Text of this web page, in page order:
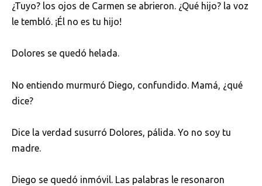
¿Tuyo? los ojos de Carmen se abrieron. ¿Qué hijo? la voz
le tembló. ¡Él no es tu hijo!
Dolores se quedó helada.
No entiendo murmuró Diego, confundido. Mamá, ¿qué
dice?
Dice la verdad susurró Dolores, pálida. Yo no soy tu
madre.
Diego se quedó inmóvil. Las palabras le resonaron